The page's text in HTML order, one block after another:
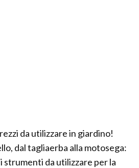
da utilizzare in giardino!
dal tagliaerba alla motosega:
strumenti da utilizzare per la